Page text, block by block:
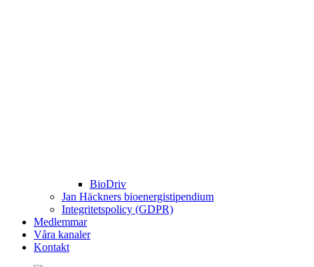
BioDriv
Jan Häckners bioenergistipendium
Integritetspolicy (GDPR)
Medlemmar
Våra kanaler
Kontakt